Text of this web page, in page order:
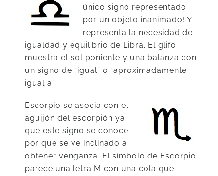
único signo representado
por un objeto inanimado! Y
representa la necesidad de
igualdad y equilibrio de Libra. El glifo
muestra el sol poniente y una balanza con
un signo de “igual” o “aproximadamente
igual a”.
Escorpio se asocia con el
aguijón del escorpión ya
que este signo se conoce
por que se ve inclinado a
obtener venganza. El símbolo de Escorpio
parece una letra M con una cola que